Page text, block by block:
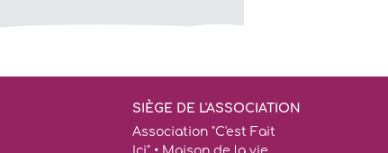
SIÈGE DE L'ASSOCIATION
Association "C'est Fait